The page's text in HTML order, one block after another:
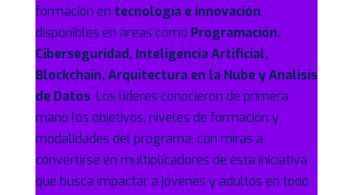
formación en tecnología e innovación,
disponibles en áreas como Programación,
Ciberseguridad, Inteligencia Artificial,
Blockchain, Arquitectura en la Nube y Análisis
de Datos. Los líderes conocieron de primera
mano los objetivos, niveles de formación y
modalidades del programa, con miras a
convertirse en multiplicadores de esta iniciativa
que busca impactar a jóvenes y adultos en todo